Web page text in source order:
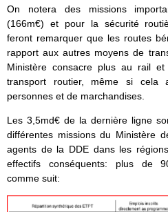
On notera des missions
(166m€) et pour la sécurité
feront remarquer que les routes
rapport aux autres moyens de
Ministère consacre plus au rail et
transport routier, même si cela
personnes et de marchandises.
Les 3,5md€ de la dernière ligne
différentes missions du Ministère
agents de la DDE dans les
effectifs conséquents: plus de
comme suit: